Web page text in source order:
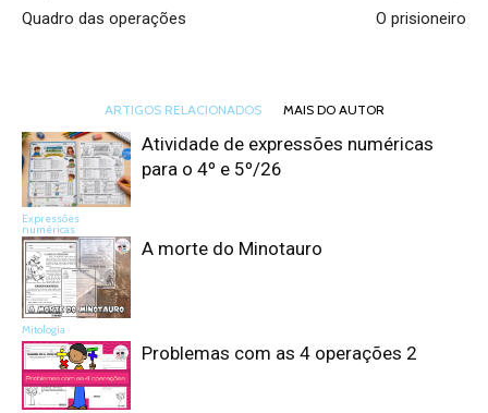
Quadro das operações O prisioneiro
ARTIGOS RELACIONADOS MAIS DO AUTOR
Expressões
numéricas
Atividade de expressões numéricas
para o 4º e 5º/26
Mitologia
A morte do Minotauro
Problemas com as 4 operações 2